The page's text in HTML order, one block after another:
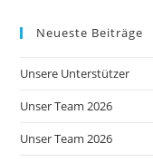
Neueste Beiträge
Unsere Unterstützer
Unser Team 2026
Unser Team 2026